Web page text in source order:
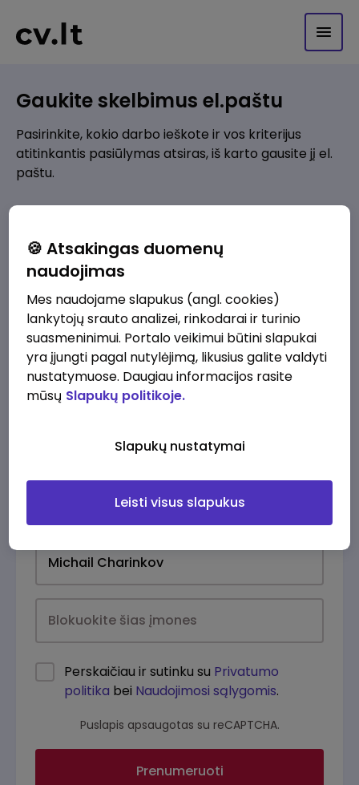
Gaukite skelbimus el.paštu
Pasirinkite, kokio darbo ieškote ir vos kriterijus
atitinkantis pasiūlymas atsiras, iš karto gausite jį el.
paštu.
Pridėti naują
Kokios srities darbo pasiūlymai jus domina?
Pridėti naują
Perskaičiau ir sutinku su Privatumo
politika bei Naudojimosi sąlygomis.
Puslapis apsaugotas su reCAPTCHA.
Prenumeruoti
🍪 Atsakingas duomenų
naudojimas
Mes naudojame slapukus (angl. cookies)
lankytojų srauto analizei, rinkodarai ir turinio
suasmeninimui. Portalo veikimui būtini slapukai
yra įjungti pagal nutylėjimą, likusius galite valdyti
nustatymuose. Daugiau informacijos rasite
mūsų Slapukų politikoje.
Slapukų nustatymai
Leisti visus slapukus